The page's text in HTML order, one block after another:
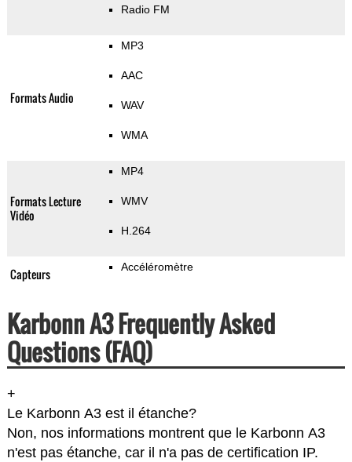
Radio FM
Formats Audio
MP3
AAC
WAV
WMA
Formats Lecture
Vidéo
MP4
WMV
H.264
Capteurs Accéléromètre
Karbonn A3 Frequently Asked
Questions (FAQ)
+
Le Karbonn A3 est il étanche?
Non, nos informations montrent que le Karbonn A3
n'est pas étanche, car il n'a pas de certification IP.